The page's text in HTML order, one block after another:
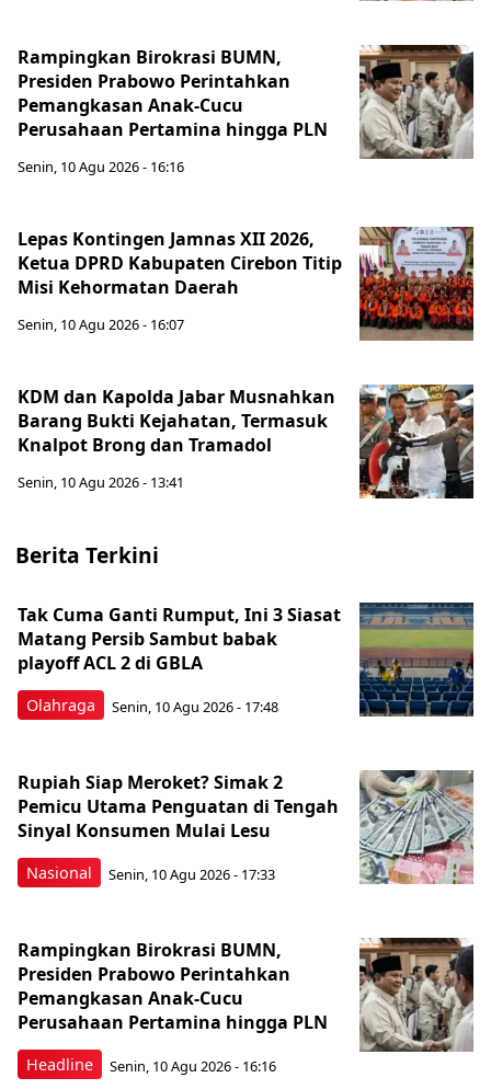
Rampingkan Birokrasi BUMN,
Presiden Prabowo Perintahkan
Pemangkasan Anak-Cucu
Perusahaan Pertamina hingga PLN
Senin, 10 Agu 2026 - 16:16
Lepas Kontingen Jamnas XII 2026,
Ketua DPRD Kabupaten Cirebon Titip
Misi Kehormatan Daerah
Senin, 10 Agu 2026 - 16:07
KDM dan Kapolda Jabar Musnahkan
Barang Bukti Kejahatan, Termasuk
Knalpot Brong dan Tramadol
Senin, 10 Agu 2026 - 13:41
Berita Terkini
Olahraga
Tak Cuma Ganti Rumput, Ini 3 Siasat
Matang Persib Sambut babak
playoff ACL 2 di GBLA
Senin, 10 Agu 2026 - 17:48
Nasional
Rupiah Siap Meroket? Simak 2
Pemicu Utama Penguatan di Tengah
Sinyal Konsumen Mulai Lesu
Senin, 10 Agu 2026 - 17:33
Headline
Rampingkan Birokrasi BUMN,
Presiden Prabowo Perintahkan
Pemangkasan Anak-Cucu
Perusahaan Pertamina hingga PLN
Senin, 10 Agu 2026 - 16:16